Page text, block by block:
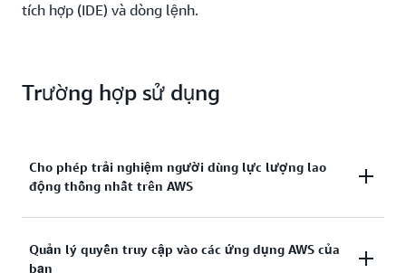
tích hợp (IDE) và dòng lệnh.
Trường hợp sử dụng
Cho phép trải nghiệm người dùng lực lượng lao
động thống nhất trên AWS
Định cấu hình dịch vụ với nguồn định danh bạn đã
Quản lý quyền truy cập vào các ứng dụng AWS của
bạn